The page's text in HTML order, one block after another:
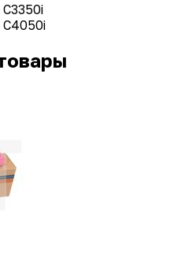
C3350i
C4050i